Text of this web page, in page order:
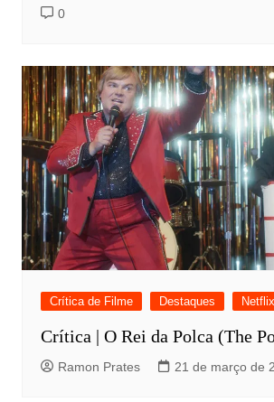
0
Crítica de Filme Destaques Netflix
Crítica | O Rei da Polca (The
Ramon Prates 21 de março de